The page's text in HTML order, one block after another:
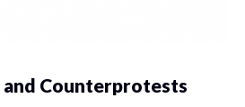
Counterprotests